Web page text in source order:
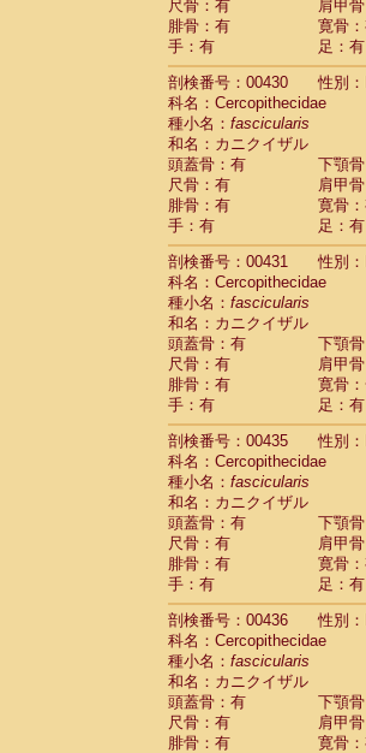
尺骨：有
肩甲
腓骨：有
寛骨
手：有
足：有
剖検番号：00430
性別：
科名：Cercopithecidae
種小名： fascicularis
和名：カニクイザル
頭蓋骨：有
下顎
尺骨：有
肩甲
腓骨：有
寛骨
手：有
足：有
剖検番号：00431
性別：
科名：Cercopithecidae
種小名： fascicularis
和名：カニクイザル
頭蓋骨：有
下顎
尺骨：有
肩甲
腓骨：有
寛骨
手：有
足：有
剖検番号：00435
性別：
科名：Cercopithecidae
種小名： fascicularis
和名：カニクイザル
頭蓋骨：有
下顎
尺骨：有
肩甲
腓骨：有
寛骨
手：有
足：有
剖検番号：00436
性別：
科名：Cercopithecidae
種小名： fascicularis
和名：カニクイザル
頭蓋骨：有
下顎
尺骨：有
肩甲
腓骨：有
寛骨